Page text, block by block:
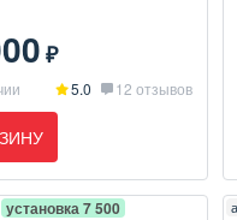
₽
5.0 12 отзывов
установка 7 500